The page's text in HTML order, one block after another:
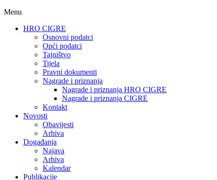
Menu
HRO CIGRE
Osnovni podatci​
Opći podatci
Tajništvo
Tijela
Pravni dokumenti
Nagrade i priznanja
Nagrade i priznanja HRO CIGRE
Nagrade i priznanja CIGRE
Kontakt
Novosti
Obavijesti
Arhiva
Događanja
Najava
Arhiva
Kalendar
Publikacije